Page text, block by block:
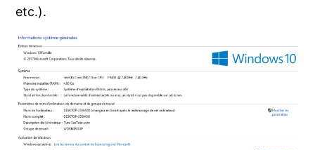
etc.).